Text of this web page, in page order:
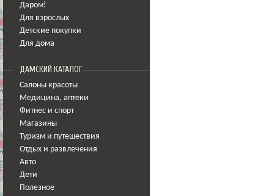
Даром!
Для взрослых
Детские покупки
Для дома
ДАМСКИЙ КАТАЛОГ
Салоны красоты
Медицина, аптеки
Фитнес и спорт
Магазины
Туризм и путешествия
Отдых и развлечения
Авто
Дети
Полезное